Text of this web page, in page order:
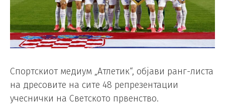
Спортскиот медиум „Атлетик“, објави ранг-листа
на дресовите на сите 48 репрезентации
учеснички на Светското првенство.